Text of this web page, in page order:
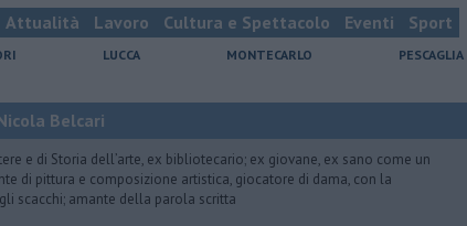
Attualità Lavoro Cultura e Spettacolo Eventi Sport
LUCCA MONTECARLO PESCAGLIA
Belcari
e di Storia dell’arte, ex bibliotecario; ex giovane, ex sano come un
di pittura e composizione artistica, giocatore di dama, con la
scacchi; amante della parola scritta